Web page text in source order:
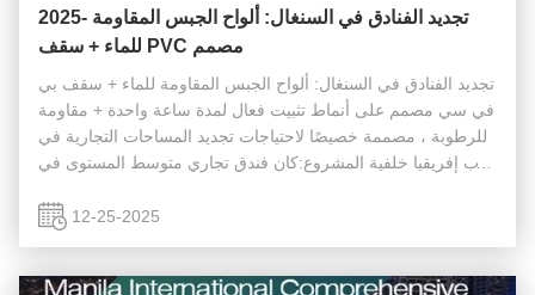
2025- تجديد الفنادق في السنغال: ألواح الجبس المقاومة
للماء + سقف PVC مصمم
تجديد الفنادق في السنغال: ألواح الجبس المقاومة للماء + سقف بي
في سي مصمم على أنماط تثبيت فعال لمدة ساعة واحدة + مقاومة
للرطوبة ، مصممة خصيصًا لاحتياجات تجديد المساحات التجارية في
غرب إفريقيا خلفية المشروع:كان فندق تجاري متوسط المستوى في
الضيوف ...
12-25-2025